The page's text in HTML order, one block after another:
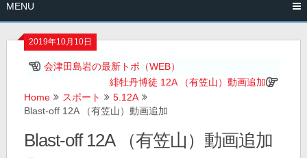
MENU
2019年10月10日
会津田島岩の最新トポ（WEB）
緋牡丹博徒 12A （有笠山）動画追加
Home
スポート
5.12A
Blast-off 12A （有笠山）動画追加
Blast-off 12A （有笠山）動画追加